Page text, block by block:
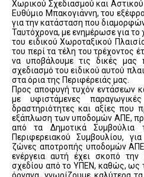
Χωρικού Σχεδιασμού και
Ευθύμιο Μπακογιάννη, του
για την κατάσταση που
Ταυτόχρονα, με ενημέρωσε για
του ειδικού Χωροταξικού
του περί τα τέλη του τρέχοντος
να υποβάλουμε τις δικές μας
σχεδιασμό του ειδικού αυτού
στα όρια της Περιφέρειάς μας.
Προς αποφυγή τυχόν εντάσεων
με υφιστάμενες
δραστηριότητες και αξίες που
εξάπλωση των υποδομών ΑΠΕ,
από τα Δημοτικά
Περιφερειακού Συμβουλίου,
ζώνες αποτροπής υποδομών
ενέργεια αυτή έχει σκοπό
σχεδίου από το ΥΠΕΝ, καθώς, ως